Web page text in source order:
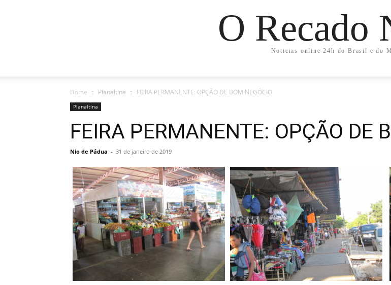
O Recado
Noticias online 24h do Brasil e do
Home Planaltina FEIRA PERMANENTE: OPÇÃO DE BOM NEGÓCIO
Planaltina
FEIRA PERMANENTE: OPÇÃO DE
Nio de Pádua - 31 de janeiro de 2019